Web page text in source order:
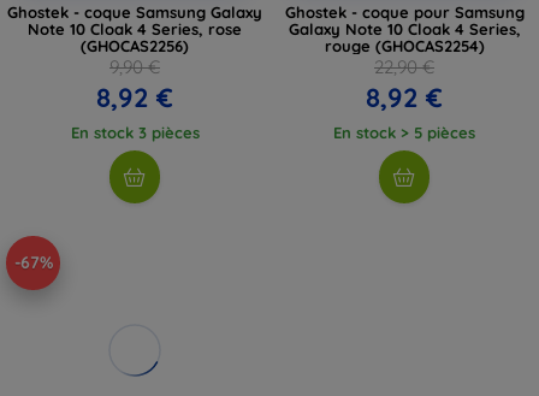
Ghostek - coque Samsung Galaxy
Note 10 Cloak 4 Series, rose
(GHOCAS2256)
9,90 €
8,92 €
En stock 3 pièces
Ghostek - coque pour Samsung
Galaxy Note 10 Cloak 4 Series,
rouge (GHOCAS2254)
22,90 €
8,92 €
En stock > 5 pièces
-67%